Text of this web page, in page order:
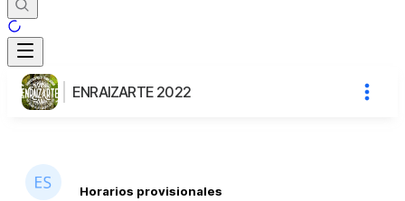
ENRAIZARTE 2022
Horarios provisionales